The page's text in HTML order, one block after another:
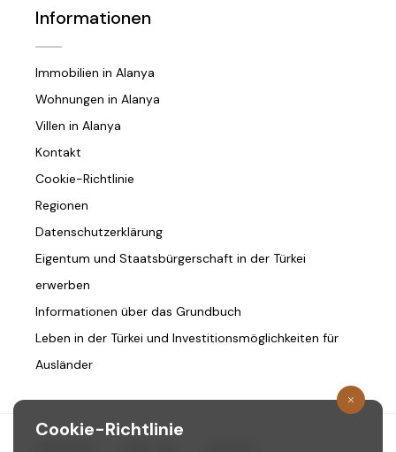
Informationen
Immobilien in Alanya
Wohnungen in Alanya
Villen in Alanya
Kontakt
Cookie-Richtlinie
Regionen
Datenschutzerklärung
Eigentum und Staatsbürgerschaft in der Türkei
erwerben
Informationen über das Grundbuch
Leben in der Türkei und Investitionsmöglichkeiten für
Ausländer
Cookie-Richtlinie